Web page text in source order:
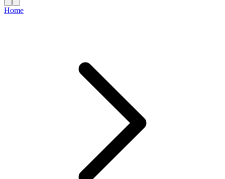
Home